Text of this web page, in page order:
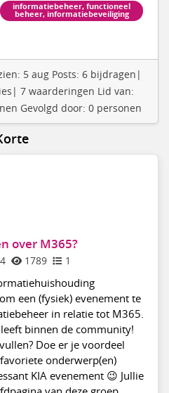
informatiebeheer, functioneel
beheer, informatiebeveiliging
5 aug Posts: 6 bijdragen|
7 waarderingen Lid van:
Gevolgd door: 0 personen
over M365?
4 1789 1
een (fysiek) evenement te
in relatie tot M365.
binnen de community!
Doe er je voordeel
onderwerp(en)
KIA evenement 😉 Jullie